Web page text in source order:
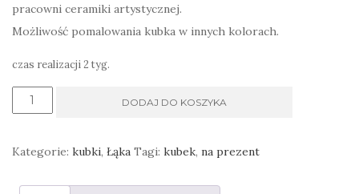
pracowni ceramiki artystycznej.
Możliwość pomalowania kubka w innych kolorach.
czas realizacji 2 tyg.
ilość
DODAJ DO KOSZYKA
Kategorie: kubki, Łąka Tagi: kubek, na prezent